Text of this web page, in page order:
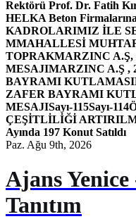
Rektörü Prof. Dr. Fatih
HELKA Beton
KADROLARIMIZ İLE
MMAHALLESİ
TOPRAKMARZINC A.Ş,
MESAJIMARZINC A.Ş ,
BAYRAMI KUTLAMASI
ZAFER BAYRAMI
MESAJISayı-115Sayı-114
ÇEŞİTLİLİĞİ
Ayında 197 Konut Satıldı
Paz. Ağu 9th, 2026
Ajans
Tanıtım